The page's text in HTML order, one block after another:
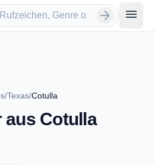
arrow_forward menu
/Texas/Cotulla
aus Cotulla